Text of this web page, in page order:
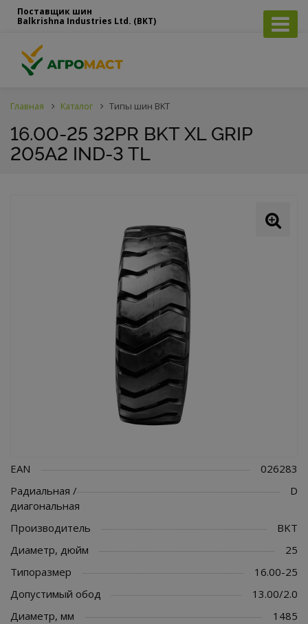
Поставщик шин
Balkrishna Industries Ltd. (BKT)
Главная Каталог Типы шин BKT
16.00-25 32PR BKT XL GRIP
205A2 IND-3 TL
EAN
026283
Радиальная /
диагональная
D
Производитель
BKT
Диаметр, дюйм
25
Типоразмер
16.00-25
Допустимый обод
13.00/2.0
Диаметр, мм
1485